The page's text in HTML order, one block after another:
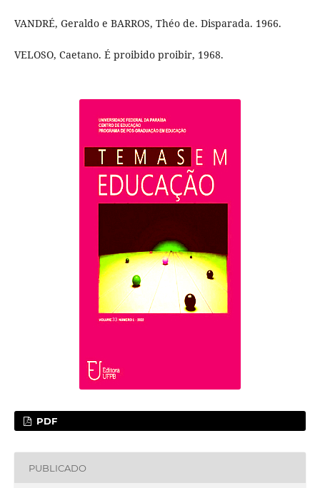
VANDRÉ, Geraldo e BARROS, Théo de. Disparada. 1966.
VELOSO, Caetano. É proibido proibir, 1968.
PDF
PUBLICADO